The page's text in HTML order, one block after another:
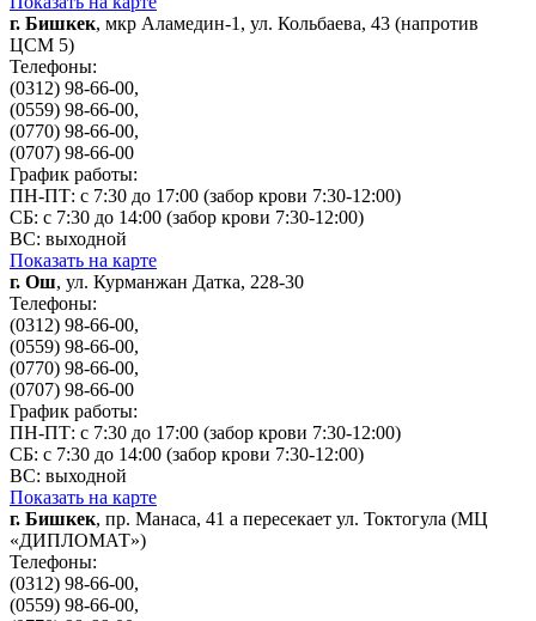
г. Бишкек, мкр Аламедин-1, ул. Кольбаева, 43 (напротив
ЦСМ 5)
Телефоны:
(0312) 98-66-00,
(0559) 98-66-00,
(0770) 98-66-00,
(0707) 98-66-00
График работы:
ПН-ПТ: с 7:30 до 17:00 (забор крови 7:30-12:00)
СБ: с 7:30 до 14:00 (забор крови 7:30-12:00)
ВС: выходной
Показать на карте
г. Ош, ул. Курманжан Датка, 228-30
Телефоны:
(0312) 98-66-00,
(0559) 98-66-00,
(0770) 98-66-00,
(0707) 98-66-00
График работы:
ПН-ПТ: с 7:30 до 17:00 (забор крови 7:30-12:00)
СБ: с 7:30 до 14:00 (забор крови 7:30-12:00)
ВС: выходной
Показать на карте
г. Бишкек, пр. Манаса, 41 а пересекает ул. Токтогула (МЦ
«ДИПЛОМАТ»)
Телефоны:
(0312) 98-66-00,
(0559) 98-66-00,